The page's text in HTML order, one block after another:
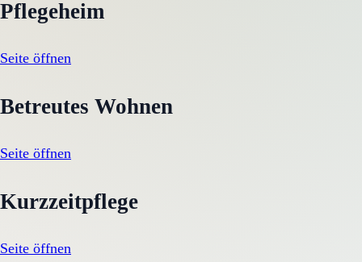
Pflegeheim
Seite öffnen
Betreutes Wohnen
Seite öffnen
Kurzzeitpflege
Seite öffnen